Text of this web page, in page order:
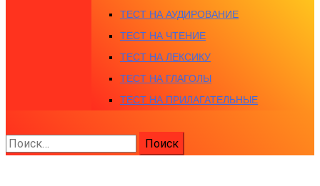
ТЕСТ НА АУДИРОВАНИЕ
ТЕСТ НА ЧТЕНИЕ
ТЕСТ НА ЛЕКСИКУ
ТЕСТ НА ГЛАГОЛЫ
ТЕСТ НА ПРИЛАГАТЕЛЬНЫЕ
Найти: